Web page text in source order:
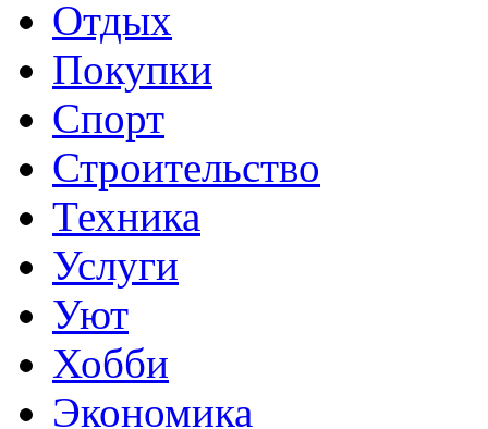
Отдых
Покупки
Спорт
Строительство
Техника
Услуги
Уют
Хобби
Экономика